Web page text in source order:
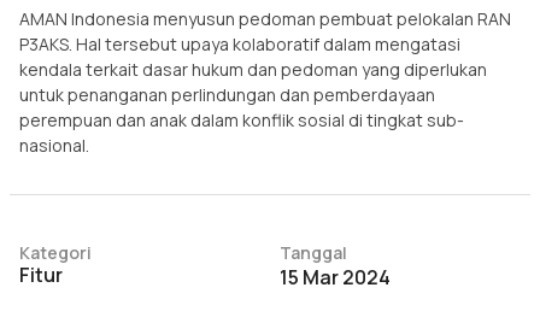
AMAN Indonesia menyusun pedoman pembuat pelokalan RAN
P3AKS. Hal tersebut upaya kolaboratif dalam mengatasi
kendala terkait dasar hukum dan pedoman yang diperlukan
untuk penanganan perlindungan dan pemberdayaan
perempuan dan anak dalam konflik sosial di tingkat sub-
nasional.
Kategori
Fitur
Tanggal
15 Mar 2024